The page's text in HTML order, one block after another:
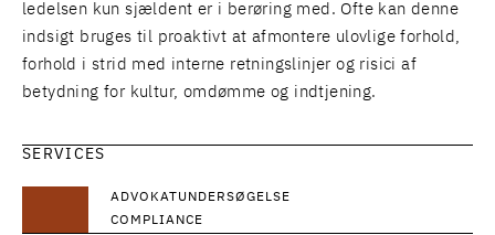
ledelsen kun sjældent er i berøring med. Ofte kan denne
indsigt bruges til proaktivt at afmontere ulovlige forhold,
forhold i strid med interne retningslinjer og risici af
betydning for kultur, omdømme og indtjening.
SERVICES
ADVOKATUNDERSØGELSE
COMPLIANCE